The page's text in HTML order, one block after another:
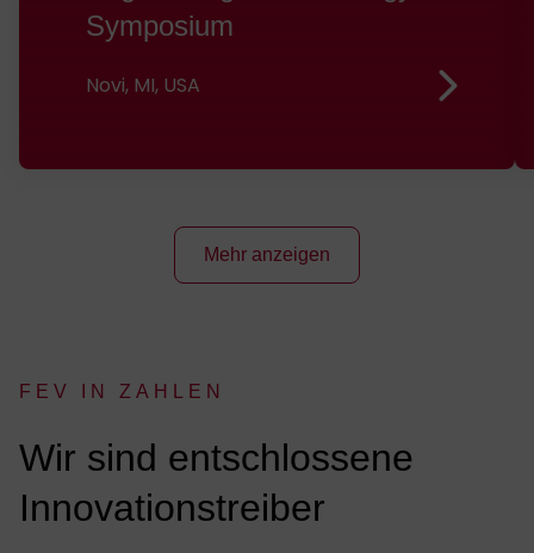
Symposium
Novi, MI, USA
Mehr anzeigen
FEV IN ZAHLEN
:
Wir sind ent­­­­schlossene
Innovations­treiber